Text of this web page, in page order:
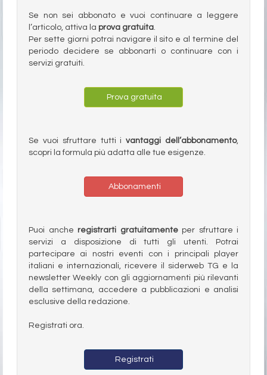
Se non sei abbonato e vuoi continuare a leggere
l’articolo, attiva la prova gratuita.
Per sette giorni potrai navigare il sito e al termine del
periodo decidere se abbonarti o continuare con i
servizi gratuiti.
Prova gratuita
Se vuoi sfruttare tutti ivantaggi dell’abbonamento,
scopri la formula più adatta alle tue esigenze.
Abbonamenti
Puoi anche registrarti gratuitamenteper sfruttare i
servizi a disposizione di tutti gli utenti. Potrai
partecipare ai nostri eventi con i principali player
italiani e internazionali, ricevere il siderweb TG e la
newsletter Weekly con gli aggiornamenti più rilevanti
della settimana, accedere a pubblicazioni e analisi
esclusive della redazione.
Registrati ora.
Registrati